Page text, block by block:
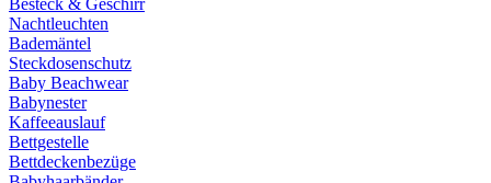
Besteck & Geschirr
Nachtleuchten
Bademäntel
Steckdosenschutz
Baby Beachwear
Babynester
Kaffeeauslauf
Bettgestelle
Bettdeckenbezüge